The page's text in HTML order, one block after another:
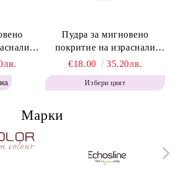
-
H643
Пудра за мигновено
покритие на израснали
корени Кафяво - Labor Pro
Instant Retouch Powder -
Brown H642
€18.00 35.20лв.
Избери цвят
Марки